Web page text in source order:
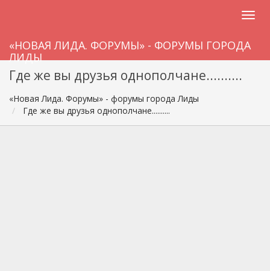
«НОВАЯ ЛИДА. ФОРУМЫ» - ФОРУМЫ ГОРОДА
ЛИДЫ
Где же вы друзья однополчане..........
«Новая Лида. Форумы» - форумы города Лиды
Где же вы друзья однополчане..........